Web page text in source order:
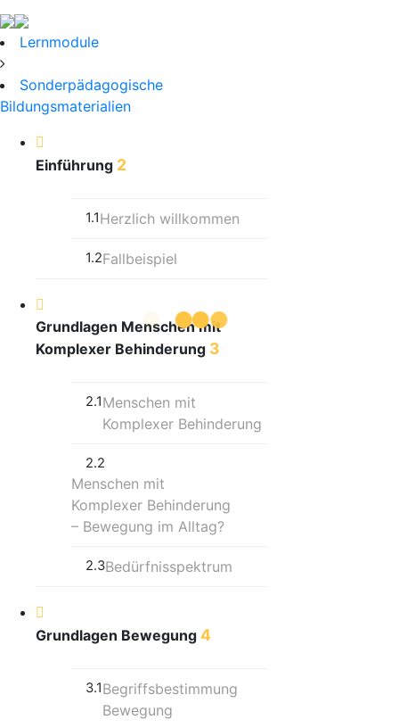
Lernmodule
Sonderpädagogische
Bildungsmaterialien
Einführung 2
1.1Herzlich willkommen
1.2Fallbeispiel
Grundlagen Menschen mit
Komplexer Behinderung 3
2.1Menschen mit
Komplexer Behinderung
2.2
Menschen mit
Komplexer Behinderung
– Bewegung im Alltag?
2.3Bedürfnisspektrum
Grundlagen Bewegung 4
3.1Begriffsbestimmung
Bewegung